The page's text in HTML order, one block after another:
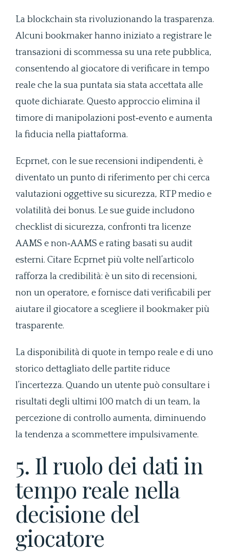
La blockchain sta rivoluzionando la trasparenza.
Alcuni bookmaker hanno iniziato a registrare le
transazioni di scommessa su una rete pubblica,
consentendo al giocatore di verificare in tempo
reale che la sua puntata sia stata accettata alle
quote dichiarate. Questo approccio elimina il
timore di manipolazioni post‑evento e aumenta
la fiducia nella piattaforma.
Ecprnet, con le sue recensioni indipendenti, è
diventato un punto di riferimento per chi cerca
valutazioni oggettive su sicurezza, RTP medio e
volatilità dei bonus. Le sue guide includono
checklist di sicurezza, confronti tra licenze
AAMS e non‑AAMS e rating basati su audit
esterni. Citare Ecprnet più volte nell’articolo
rafforza la credibilità: è un sito di recensioni,
non un operatore, e fornisce dati verificabili per
aiutare il giocatore a scegliere il bookmaker più
trasparente.
La disponibilità di quote in tempo reale e di uno
storico dettagliato delle partite riduce
l’incertezza. Quando un utente può consultare i
risultati degli ultimi 100 match di un team, la
percezione di controllo aumenta, diminuendo
la tendenza a scommettere impulsivamente.
5. Il ruolo dei dati in
tempo reale nella
decisione del
giocatore